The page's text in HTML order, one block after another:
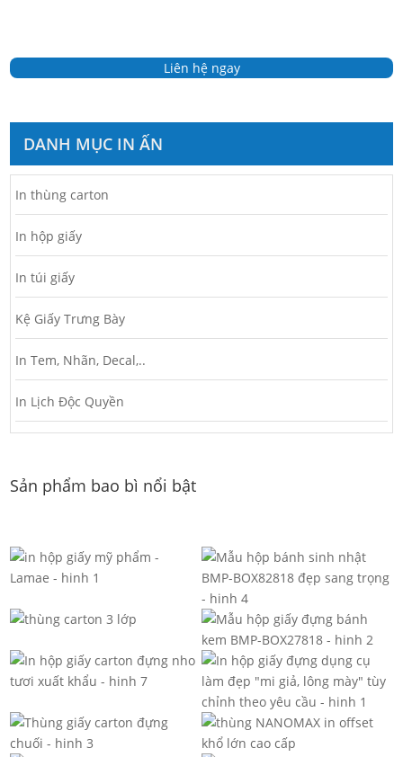
Liên hệ ngay
DANH MỤC IN ẤN
In thùng carton
In hộp giấy
In túi giấy
Kệ Giấy Trưng Bày
In Tem, Nhãn, Decal,..
In Lịch Độc Quyền
Sản phẩm bao bì nổi bật